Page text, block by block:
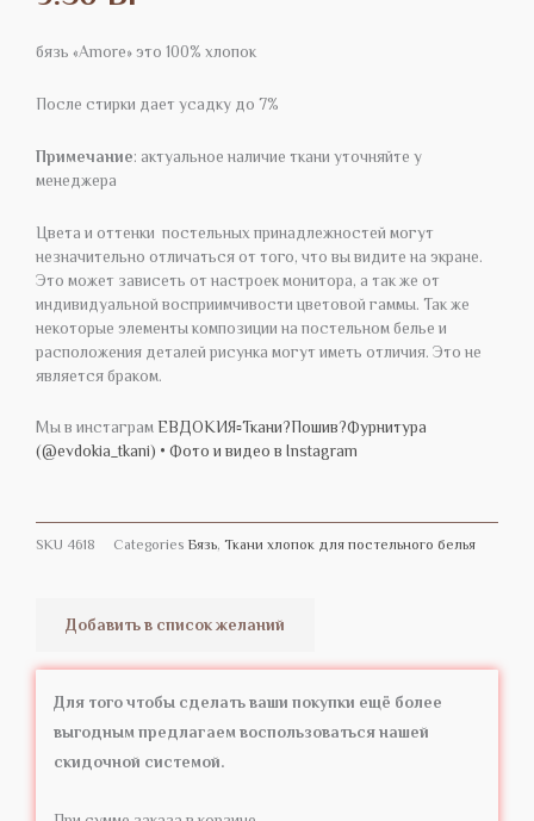
бязь «Amore» это 100% хлопок
После стирки дает усадку до 7%
Примечание: актуальное наличие ткани уточняйте у
менеджера
Цвета и оттенки постельных принадлежностей могут
незначительно отличаться от того, что вы видите на экране.
Это может зависеть от настроек монитора, а так же от
индивидуальной восприимчивости цветовой гаммы. Так же
некоторые элементы композиции на постельном белье и
расположения деталей рисунка могут иметь отличия. Это не
является браком.
Мы в инстаграм ЕВДОКИЯ▫️Ткани?Пошив?Фурнитура
(@evdokia_tkani) • Фото и видео в Instagram
SKU 4618 Categories Бязь, Ткани хлопок для постельного белья
Добавить в список желаний
Для того чтобы сделать ваши покупки ещё более
выгодным предлагаем воспользоваться нашей
скидочной системой.